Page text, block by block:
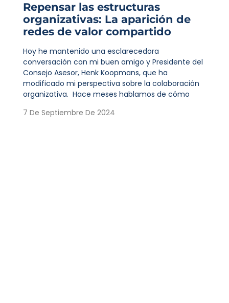
Repensar las estructuras
organizativas: La aparición de
redes de valor compartido
Hoy he mantenido una esclarecedora
conversación con mi buen amigo y Presidente del
Consejo Asesor, Henk Koopmans, que ha
modificado mi perspectiva sobre la colaboración
organizativa. Hace meses hablamos de cómo
7 De Septiembre De 2024